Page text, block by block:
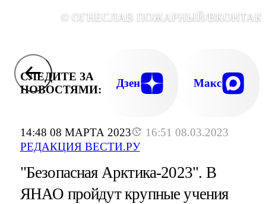
14:48 08 МАРТА 2023
16:51 08.03.2023
РЕДАКЦИЯ ВЕСТИ.РУ
© ОГНЕСЛАВ ПОЖАРНЫЙ/
СЛЕДИТЕ ЗА
НОВОСТЯМИ:
Дзен Макс
"Безопасная Арктика-2023". В
ЯНАО пройдут крупные учения